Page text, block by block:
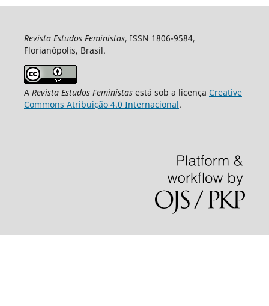
Revista Estudos Feministas, ISSN 1806-9584,
Florianópolis, Brasil.
A Revista Estudos Feministasestá sob a licença Creative
Commons Atribuição 4.0 Internacional.